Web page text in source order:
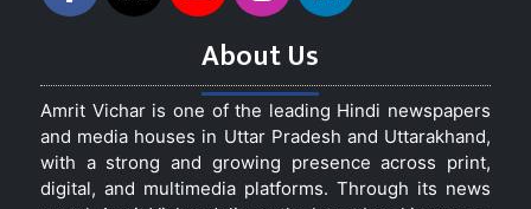
About Us
Amrit Vichar is one of the leading Hindi newspapers
and media houses in Uttar Pradesh and Uttarakhand,
with a strong and growing presence across print,
digital, and multimedia platforms. Through its news